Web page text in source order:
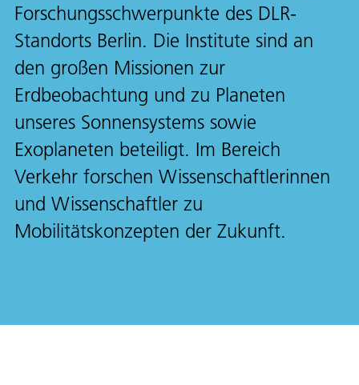
Forschungsschwerpunkte des DLR-
Standorts Berlin. Die Institute sind an
den großen Missionen zur
Erdbeobachtung und zu Planeten
unseres Sonnensystems sowie
Exoplaneten beteiligt. Im Bereich
Verkehr forschen Wissenschaftlerinnen
und Wissenschaftler zu
Mobilitätskonzepten der Zukunft.